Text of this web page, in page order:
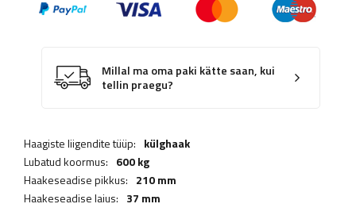
Millal ma oma paki kätte saan, kui
tellin praegu?
Haagiste liigendite tüüp: külghaak
Lubatud koormus: 600 kg
Haakeseadise pikkus: 210 mm
Haakeseadise laius: 37 mm